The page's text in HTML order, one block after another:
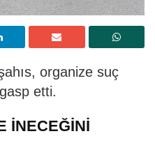
organize suç
etti.
İNECEĞİNİ